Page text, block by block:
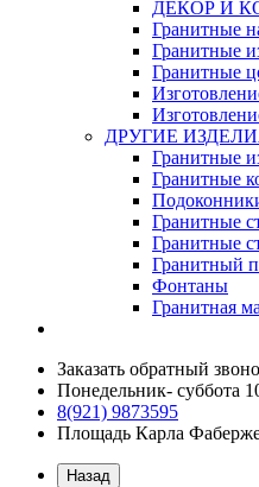
ДЕКОР И
Гранитные
Гранитные
Гранитные
ДРУГИЕ
Гранитные
Гранитные
Гранитные
Гранитные
Гранитный
Фонтаны
Гранитная
Заказать обратный
Понедельник- суббота
8(921) 9873595
Площадь Карла
Назад